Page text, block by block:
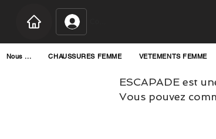
Nous ... CHAUSSURES FEMME VETEMENTS FEMME
ESCAPADE est
Vous pouvez